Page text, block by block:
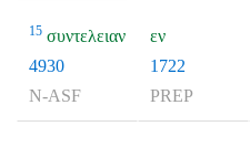
15 συντελειαν
4930
N-ASF
εν
1722
PREP